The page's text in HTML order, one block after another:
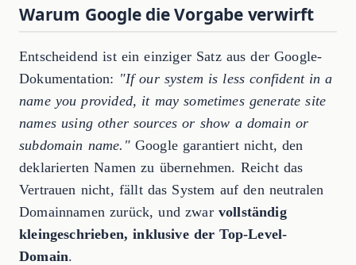
Warum Google die Vorgabe verwirft
Entscheidend ist ein einziger Satz aus der Google-
Dokumentation: "If our system is less confident in a
name you provided, it may sometimes generate site
names using other sources or show a domain or
subdomain name."Google garantiert nicht, den
deklarierten Namen zu übernehmen. Reicht das
Vertrauen nicht, fällt das System auf den neutralen
Domainnamen zurück, und zwar vollständig
kleingeschrieben, inklusive der Top-Level-
Domain.